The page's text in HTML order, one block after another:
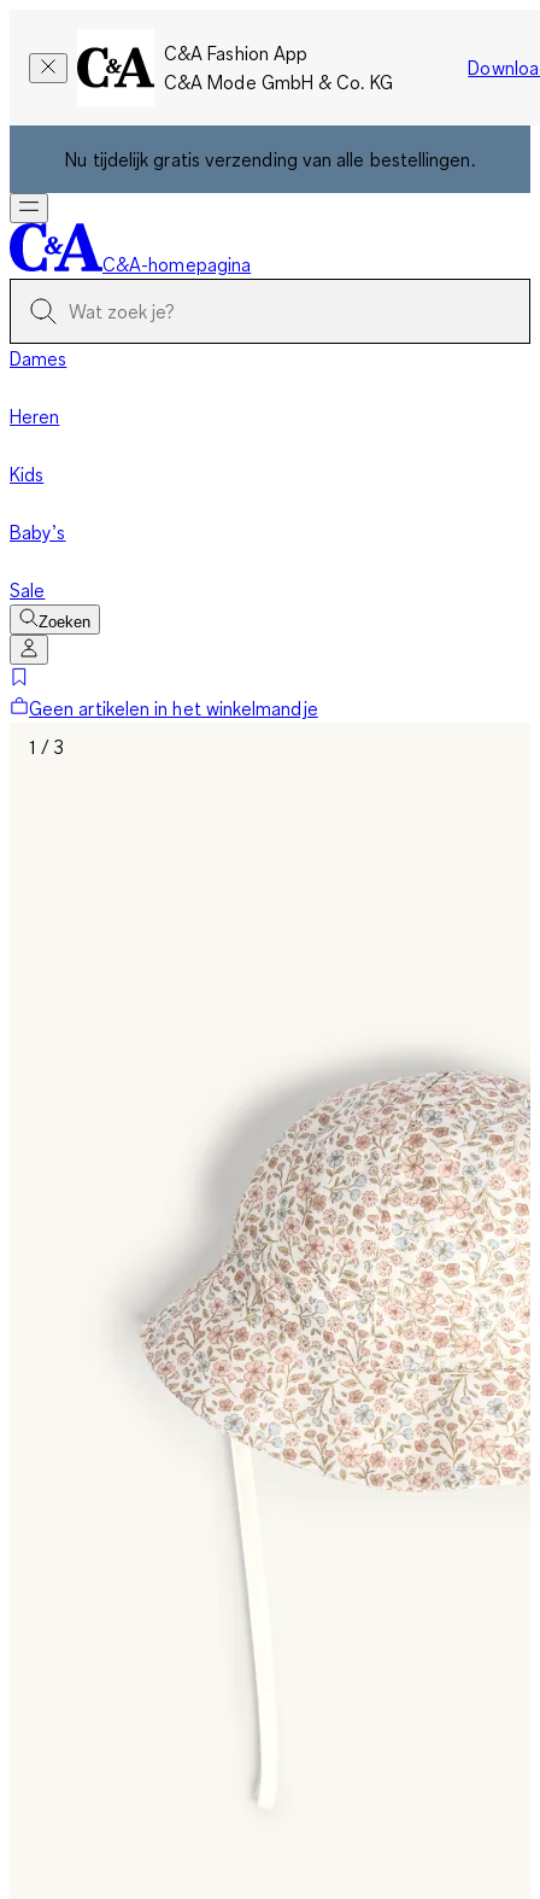
C&A Fashion App
C&A Mode GmbH & Co. KG
Nu tijdelijk gratis verzending van alle bestellingen.
C&A-homepagina
Dames
Heren
Kids
Baby’s
Sale
Zoeken
Geen artikelen in het winkelmandje
1 / 3